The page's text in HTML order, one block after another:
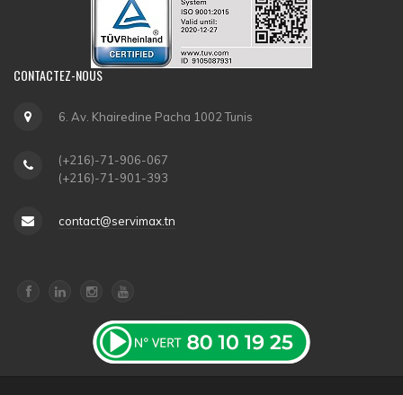
CONTACTEZ-NOUS
6. Av. Khairedine Pacha 1002 Tunis
(+216)-71-906-067
(+216)-71-901-393
contact@servimax.tn